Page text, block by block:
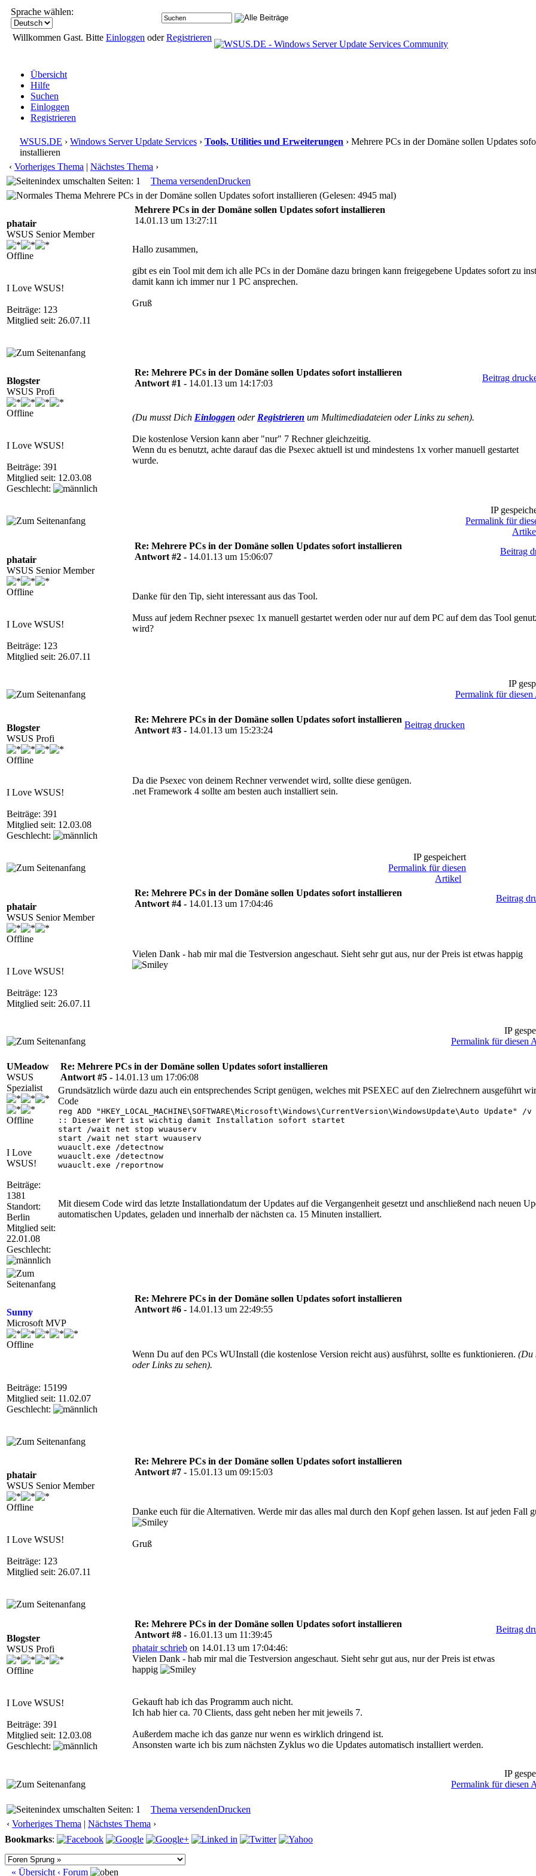
Sprache wählen:
Willkommen Gast. Bitte Einloggen oderRegistrieren
Übersicht
Hilfe
Suchen
Einloggen
Registrieren
WSUS.DE › Windows Server Update Services › Tools, Utilities und Erweiterungen › Mehrere PCs in der Domäne sollen Updates
installieren
‹ Vorheriges Thema | Nächstes Thema ›
Seiten: 1
Thema versendenDrucken
Mehrere PCs in der Domäne sollen Updates sofort installieren (Gelesen: 4945 mal)
phatair
WSUS Senior Member
Offline
I Love WSUS!
Beiträge: 123
Mitglied seit: 26.07.11
Mehrere PCs in der Domäne sollen Updates sofort installieren
14.01.13 um 13:27:11
Hallo zusammen,
gibt es ein Tool mit dem ich alle PCs in der Domäne dazu bringen kann freigegebene Updates sofort zu
damit kann ich immer nur 1 PC ansprechen.
Gruß
Blogster
WSUS Profi
Offline
I Love WSUS!
Beiträge: 391
Mitglied seit: 12.03.08
Geschlecht:
Re: Mehrere PCs in der Domäne sollen Updates sofort installieren
Antwort #1 - 14.01.13 um 14:17:03
Beitrag
(Du musst Dich Einloggen oder Registrieren um Multimediadateien oder Links zu sehen).
Die kostenlose Version kann aber "nur" 7 Rechner gleichzeitig.
Wenn du es benutzt, achte darauf das die Psexec aktuell ist und mindestens 1x vorher manuell gestartet
wurde.
IP
Permalink für
phatair
WSUS Senior Member
Offline
I Love WSUS!
Beiträge: 123
Mitglied seit: 26.07.11
Re: Mehrere PCs in der Domäne sollen Updates sofort installieren
Antwort #2 - 14.01.13 um 15:06:07
Beitrag
Danke für den Tip, sieht interessant aus das Tool.
Muss auf jedem Rechner psexec 1x manuell gestartet werden oder nur auf dem PC auf dem das Tool
wird?
IP
Permalink für
Blogster
WSUS Profi
Offline
I Love WSUS!
Beiträge: 391
Mitglied seit: 12.03.08
Geschlecht:
Re: Mehrere PCs in der Domäne sollen Updates sofort installieren
Antwort #3 - 14.01.13 um 15:23:24
Beitrag drucken
Da die Psexec von deinem Rechner verwendet wird, sollte diese genügen.
.net Framework 4 sollte am besten auch installiert sein.
IP gespeichert
Permalink für diesen
Artikel
phatair
WSUS Senior Member
Offline
I Love WSUS!
Beiträge: 123
Mitglied seit: 26.07.11
Re: Mehrere PCs in der Domäne sollen Updates sofort installieren
Antwort #4 - 14.01.13 um 17:04:46
Beitrag
Vielen Dank - hab mir mal die Testversion angeschaut. Sieht sehr gut aus, nur der Preis ist etwas happig
IP
Permalink für diesen
UMeadow
WSUS
Spezialist
Offline
I Love
WSUS!
Beiträge:
1381
Standort:
Berlin
Mitglied seit:
22.01.08
Geschlecht:
Re: Mehrere PCs in der Domäne sollen Updates sofort installieren
Antwort #5 - 14.01.13 um 17:06:08
Grundsätzlich würde dazu auch ein entsprechendes Script genügen, welches mit PSEXEC auf den Zielrechnern ausgeführt
Code
reg ADD "HKEY_LOCAL_MACHINE\SOFTWARE\Microsoft\Windows\CurrentVersion\WindowsUpdate\Auto
:: Dieser Wert ist wichtig damit Installation sofort startet
start /wait net stop wuauserv
start /wait net start wuauserv
wuauclt.exe /detectnow
wuauclt.exe /detectnow
wuauclt.exe /reportnow
Mit diesem Code wird das letzte Installationdatum der Updates auf die Vergangenheit gesetzt und anschließend nach neuen
automatischen Updates, geladen und innerhalb der nächsten ca. 15 Minuten installiert.
Sunny
Microsoft MVP
Offline
Beiträge: 15199
Mitglied seit: 11.02.07
Geschlecht:
Re: Mehrere PCs in der Domäne sollen Updates sofort installieren
Antwort #6 - 14.01.13 um 22:49:55
Wenn Du auf den PCs WUInstall (die kostenlose Version reicht aus) ausführst, sollte es funktionieren. (Du
oder Links zu sehen).
phatair
WSUS Senior Member
Offline
I Love WSUS!
Beiträge: 123
Mitglied seit: 26.07.11
Re: Mehrere PCs in der Domäne sollen Updates sofort installieren
Antwort #7 - 15.01.13 um 09:15:03
Danke euch für die Alternativen. Werde mir das alles mal durch den Kopf gehen lassen. Ist auf jeden Fall
Gruß
Blogster
WSUS Profi
Offline
I Love WSUS!
Beiträge: 391
Mitglied seit: 12.03.08
Geschlecht:
Re: Mehrere PCs in der Domäne sollen Updates sofort installieren
Antwort #8 - 16.01.13 um 11:39:45
Beitrag
phatair schrieb on 14.01.13 um 17:04:46:
Vielen Dank - hab mir mal die Testversion angeschaut. Sieht sehr gut aus, nur der Preis ist etwas
happig
Gekauft hab ich das Programm auch nicht.
Ich hab hier ca. 70 Clients, dass geht neben her mit jeweils 7.
Außerdem mache ich das ganze nur wenn es wirklich dringend ist.
Ansonsten warte ich bis zum nächsten Zyklus wo die Updates automatisch installiert werden.
IP
Permalink für diesen
Seiten: 1 Thema versendenDrucken
‹ Vorheriges Thema | Nächstes Thema ›
Bookmarks:
« Übersicht ‹ Forum